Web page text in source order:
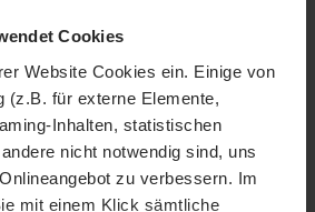
Cookies
Website Cookies ein. Einige von
(z.B. für externe Elemente,
Inhalten, statistischen
nicht notwendig sind, uns
zu verbessern. Im
mit einem Klick sämtliche
Nürnberg
w/d) EMSR -
Engineer
Gummersbach